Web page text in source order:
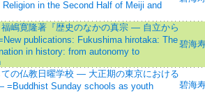
Religion in the Second Half of Meiji and
福嶋寛隆著『歴史のなかの真宗 ― 自立から
publications: Fukushima hirotaka: The
in history: from autonomy to
碧海
の仏教日曜学校 ― 大正期の東京における
=Buddhist Sunday schools as youth
碧海